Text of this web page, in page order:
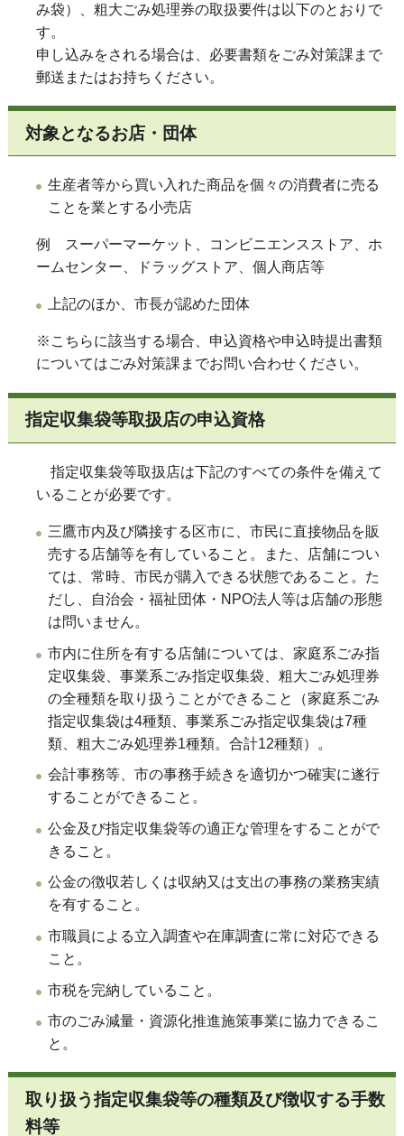
み袋）、粗大ごみ処理券の取扱要件は以下のとおりで
す。
申し込みをされる場合は、必要書類をごみ対策課まで
郵送またはお持ちください。
対象となるお店・団体
生産者等から買い入れた商品を個々の消費者に売る
ことを業とする小売店
例 スーパーマーケット、コンビニエンスストア、ホ
ームセンター、ドラッグストア、個人商店等
上記のほか、市長が認めた団体
※こちらに該当する場合、申込資格や申込時提出書類
についてはごみ対策課までお問い合わせください。
指定収集袋等取扱店の申込資格
指定収集袋等取扱店は下記のすべての条件を備えて
いることが必要です。
三鷹市内及び隣接する区市に、市民に直接物品を販
売する店舗等を有していること。また、店舗につい
ては、常時、市民が購入できる状態であること。た
だし、自治会・福祉団体・NPO法人等は店舗の形態
は問いません。
市内に住所を有する店舗については、家庭系ごみ指
定収集袋、事業系ごみ指定収集袋、粗大ごみ処理券
の全種類を取り扱うことができること（家庭系ごみ
指定収集袋は4種類、事業系ごみ指定収集袋は7種
類、粗大ごみ処理券1種類。合計12種類）。
会計事務等、市の事務手続きを適切かつ確実に遂行
することができること。
公金及び指定収集袋等の適正な管理をすることがで
きること。
公金の徴収若しくは収納又は支出の事務の業務実績
を有すること。
市職員による立入調査や在庫調査に常に対応できる
こと。
市税を完納していること。
市のごみ減量・資源化推進施策事業に協力できるこ
と。
取り扱う指定収集袋等の種類及び徴収する手数
料等